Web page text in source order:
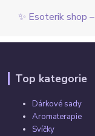
✨ Esoterik shop
Top kategorie
Dárkové sady
Aromaterapie
Svíčky